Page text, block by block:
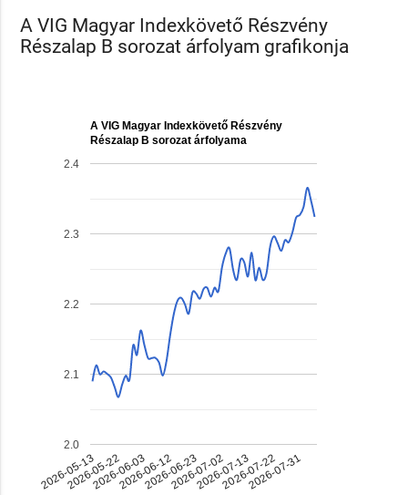
A VIG Magyar Indexkövető Részvény
Részalap B sorozat árfolyam grafikonja
A VIG Magyar Indexkövető Részvény
Részalap B sorozat árfolyama
2026-05-13
2026-05-22
2026-06-03
2026-06-12
2026-06-23
2026-07-02
2026-07-13
2026-07-22
2026-07-31
2.0
2.1
2.2
2.3
2.4